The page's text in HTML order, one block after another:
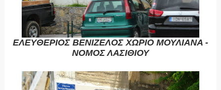
ΕΛΕΥΘΕΡΙΟΣ ΒΕΝΙΖΕΛΟΣ ΧΩΡΙΟ ΜΟΥΛΙΑΝΑ -
ΝΟΜΟΣ ΛΑΣΙΘΙΟΥ